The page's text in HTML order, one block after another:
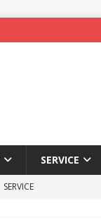
SERVICE
SERVICE